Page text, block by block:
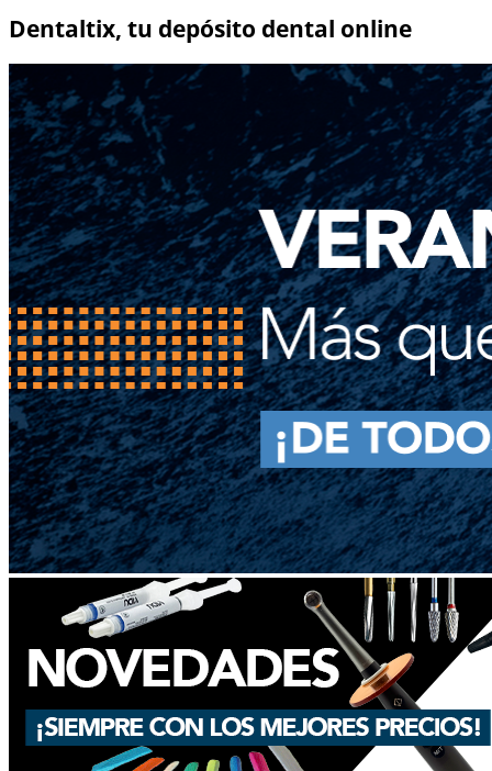
Dentaltix, tu depósito dental online